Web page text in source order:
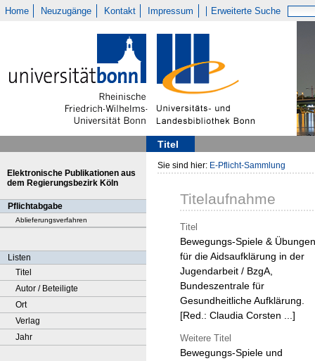
Home Neuzugänge Kontakt Impressum Erweiterte Suche
Titel
Elektronische Publikationen aus
dem Regierungsbezirk Köln
Pflichtabgabe
Ablieferungsverfahren
Listen
Titel
Autor / Beteiligte
Ort
Verlag
Jahr
Sie sind hier: E-Pflicht-Sammlung
Titelaufnahme
Titel
Bewegungs-Spiele & Übungen
für die Aidsaufklärung in der
Jugendarbeit / BzgA,
Bundeszentrale für
Gesundheitliche Aufklärung.
[Red.: Claudia Corsten ...]
Weitere Titel
Bewegungs-Spiele und